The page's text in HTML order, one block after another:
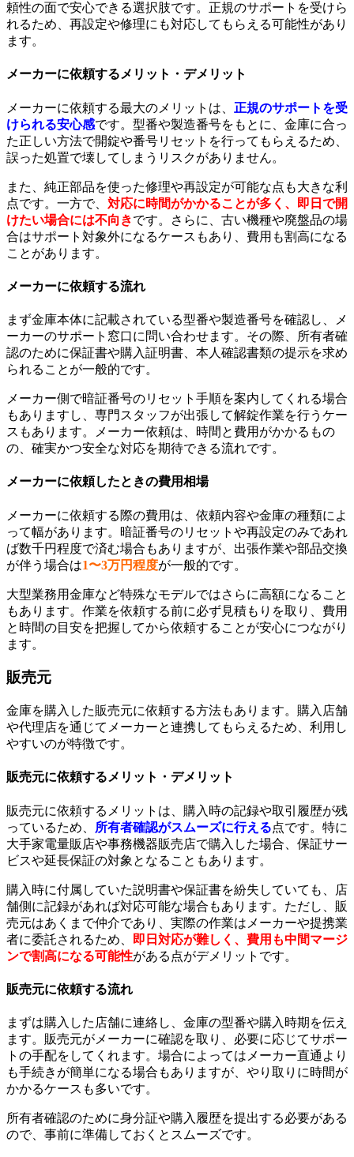
頼性の面で安心できる選択肢です。正規のサポートを受けら
れるため、再設定や修理にも対応してもらえる可能性があり
ます。
メーカーに依頼するメリット・デメリット
メーカーに依頼する最大のメリットは、 正規のサポートを受
けられる安心感です。型番や製造番号をもとに、金庫に合っ
た正しい方法で開錠や番号リセットを行ってもらえるため、
誤った処置で壊してしまうリスクがありません。
また、純正部品を使った修理や再設定が可能な点も大きな利
点です。一方で、 対応に時間がかかることが多く、即日で開
けたい場合には不向きです。さらに、古い機種や廃盤品の場
合はサポート対象外になるケースもあり、費用も割高になる
ことがあります。
メーカーに依頼する流れ
まず金庫本体に記載されている型番や製造番号を確認し、メ
ーカーのサポート窓口に問い合わせます。その際、所有者確
認のために保証書や購入証明書、本人確認書類の提示を求め
られることが一般的です。
メーカー側で暗証番号のリセット手順を案内してくれる場合
もありますし、専門スタッフが出張して解錠作業を行うケー
スもあります。メーカー依頼は、時間と費用がかかるもの
の、確実かつ安全な対応を期待できる流れです。
メーカーに依頼したときの費用相場
メーカーに依頼する際の費用は、依頼内容や金庫の種類によ
って幅があります。暗証番号のリセットや再設定のみであれ
ば数千円程度で済む場合もありますが、出張作業や部品交換
が伴う場合は1〜3万円程度が一般的です。
大型業務用金庫など特殊なモデルではさらに高額になること
もあります。作業を依頼する前に必ず見積もりを取り、費用
と時間の目安を把握してから依頼することが安心につながり
ます。
販売元
金庫を購入した販売元に依頼する方法もあります。購入店舗
や代理店を通じてメーカーと連携してもらえるため、利用し
やすいのが特徴です。
販売元に依頼するメリット・デメリット
販売元に依頼するメリットは、購入時の記録や取引履歴が残
っているため、 所有者確認がスムーズに行える点です。特に
大手家電量販店や事務機器販売店で購入した場合、保証サー
ビスや延長保証の対象となることもあります。
購入時に付属していた説明書や保証書を紛失していても、店
舗側に記録があれば対応可能な場合もあります。ただし、販
売元はあくまで仲介であり、実際の作業はメーカーや提携業
者に委託されるため、
即日対応が難しく、費用も中間マージ
ンで割高になる可能性がある点がデメリットです。
販売元に依頼する流れ
まずは購入した店舗に連絡し、金庫の型番や購入時期を伝え
ます。販売元がメーカーに確認を取り、必要に応じてサポー
トの手配をしてくれます。場合によってはメーカー直通より
も手続きが簡単になる場合もありますが、やり取りに時間が
かかるケースも多いです。
所有者確認のために身分証や購入履歴を提出する必要がある
ので、事前に準備しておくとスムーズです。